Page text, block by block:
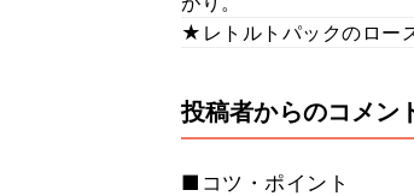
★レトルトパックのロー
投稿者からのコメン
■コツ・ポイント